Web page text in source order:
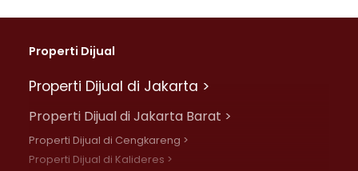
Properti Dijual
Properti Dijual di Jakarta >
Properti Dijual di Jakarta Barat >
Properti Dijual di Cengkareng >
Properti Dijual di Kalideres >